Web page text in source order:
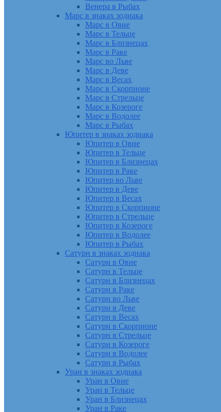
Венера в Рыбах
Марс в знаках зодиака
Марс в Овне
Марс в Тельце
Марс в Близнецах
Марс в Раке
Марс во Льве
Марс в Деве
Марс в Весах
Марс в Скорпионе
Марс в Стрельце
Марс в Козероге
Марс в Водолее
Марс в Рыбах
Юпитер в знаках зодиака
Юпитер в Овне
Юпитер в Тельце
Юпитер в Близнецах
Юпитер в Раке
Юпитер во Льве
Юпитер в Деве
Юпитер в Весах
Юпитер в Скорпионе
Юпитер в Стрельце
Юпитер в Козероге
Юпитер в Водолее
Юпитер в Рыбах
Сатурн в знаках зодиака
Сатурн в Овне
Сатурн в Тельце
Сатурн в Близнецах
Сатурн в Раке
Сатурн во Льве
Сатурн в Деве
Сатурн в Весах
Сатурн в Скорпионе
Сатурн в Стрельце
Сатурн в Козероге
Сатурн в Водолее
Сатурн в Рыбах
Уран в знаках зодиака
Уран в Овне
Уран в Тельце
Уран в Близнецах
Уран в Раке